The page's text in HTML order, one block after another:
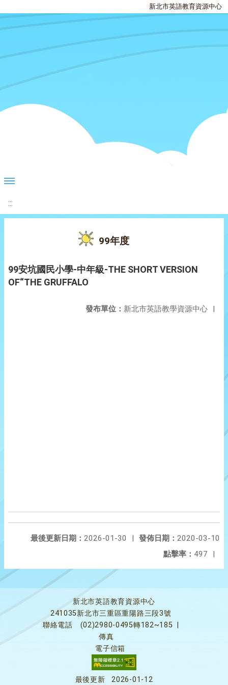
新北市英語教育資源中心
:::
99年度
99安坑國民小學-中年級-THE SHORT VERSION
OF“THE GRUFFALO
發布單位： 新北市英語教學資源中心 |
發佈日期： 2020-03-10
最後更新日期： 2026-01-30
|
點擊率： 497 |
新北市英語教育資源中心
241035新北市三重區重陽路三段3號
聯絡電話
(02)2980-0495轉182~185
傳真
電子信箱
最後更新 2026-01-12